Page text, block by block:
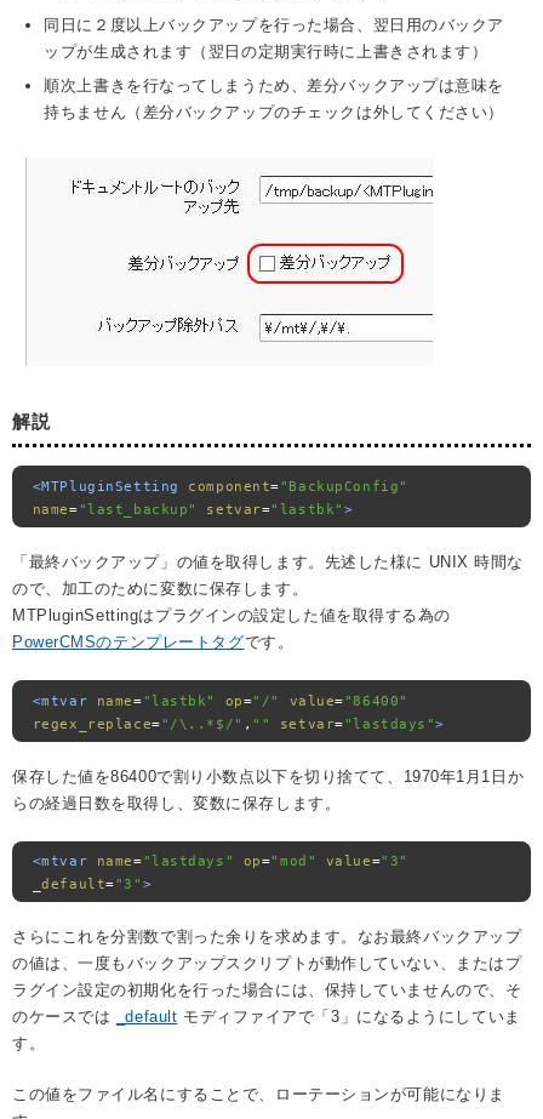
同日に２度以上バックアップを行った場合、翌日用のバックア
ップが生成されます（翌日の定期実行時に上書きされます）
順次上書きを行なってしまうため、差分バックアップは意味を
持ちません（差分バックアップのチェックは外してください）
解説
<MTPluginSetting component= "BackupConfig"
name= "last_backup" setvar="lastbk" >
「最終バックアップ」の値を取得します。先述した様に UNIX 時間な
ので、加工のために変数に保存します。
MTPluginSettingはプラグインの設定した値を取得する為の
PowerCMSのテンプレートタグです。
<mtvar name= "lastbk" op="/" value= "86400"
regex_replace= "/\..*$/" , "" setvar= "lastdays">
保存した値を86400で割り小数点以下を切り捨てて、1970年1月1日か
らの経過日数を取得し、変数に保存します。
<mtvar name= "lastdays" op="mod" value="3"
_default= "3" >
さらにこれを分割数で割った余りを求めます。なお最終バックアップ
の値は、一度もバックアップスクリプトが動作していない、またはプ
ラグイン設定の初期化を行った場合には、保持していませんので、そ
のケースでは
_default モディファイアで「3」になるようにしていま
す。
この値をファイル名にすることで、ローテーションが可能になりま